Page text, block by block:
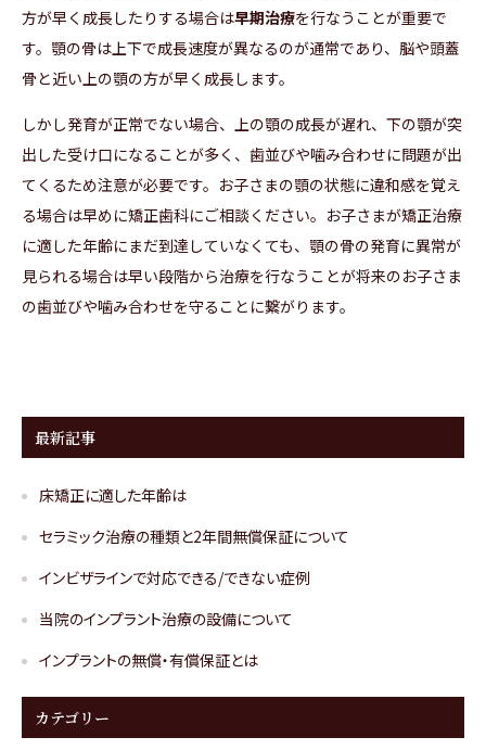
方が早く成長したりする場合は早期治療を行なうことが重要で
す。顎の骨は上下で成長速度が異なるのが通常であり、脳や頭蓋
骨と近い上の顎の方が早く成長します。
しかし発育が正常でない場合、上の顎の成長が遅れ、下の顎が突
出した受け口になることが多く、歯並びや噛み合わせに問題が出
てくるため注意が必要です。お子さまの顎の状態に違和感を覚え
る場合は早めに矯正歯科にご相談ください。お子さまが矯正治療
に適した年齢にまだ到達していなくても、顎の骨の発育に異常が
見られる場合は早い段階から治療を行なうことが将来のお子さま
の歯並びや噛み合わせを守ることに繋がります。
最新記事
床矯正に適した年齢は
セラミック治療の種類と2年間無償保証について
インビザラインで対応できる/できない症例
当院のインプラント治療の設備について
インプラントの無償・有償保証とは
カテゴリー